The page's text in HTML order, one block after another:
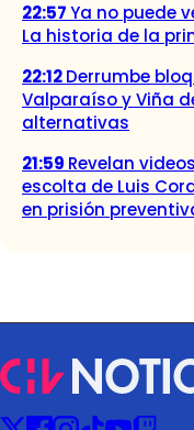
22:57Ya no puede
La historia de la
22:12Derrumbe
Valparaíso y Viña
alternativas
21:59 Revelan
escolta de Luis
en prisión